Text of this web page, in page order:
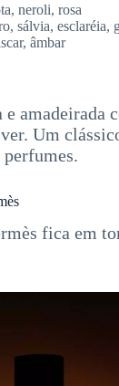
neroli, rosa
sálvia, esclaréia,
âmbar
amadeirada
Um
perfumes.
fica em